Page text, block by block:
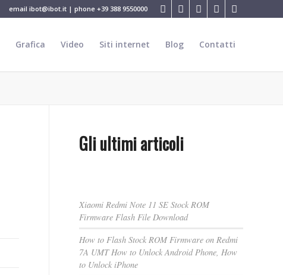
email ibot@ibot.it | phone +39 388 9550000
Grafica Video Siti internet Blog Contatti
Gli ultimi articoli
Xiaomi Redmi Note 11 SE Stock ROM
Firmware Flash File Download
How to Flash Stock ROM Firmware on Redmi
7A UMT How to Unlock Android Phone, How
to Unlock iPhone